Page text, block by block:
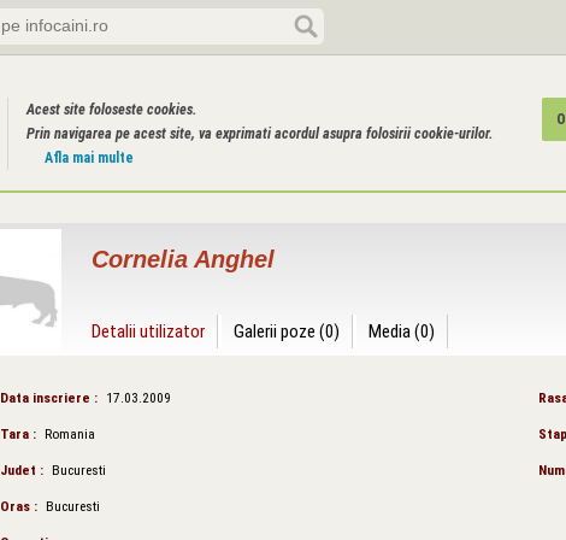
Acest site foloseste cookies.
Prin navigarea pe acest site, va exprimati acordul asupra folosirii cookie-urilor.
Afla mai multe
Cornelia Anghel
Detalii utilizator Galerii poze (0) Media (0)
Data inscriere : 17.03.2009
Tara : Romania
Judet : Bucuresti
Oras : Bucuresti